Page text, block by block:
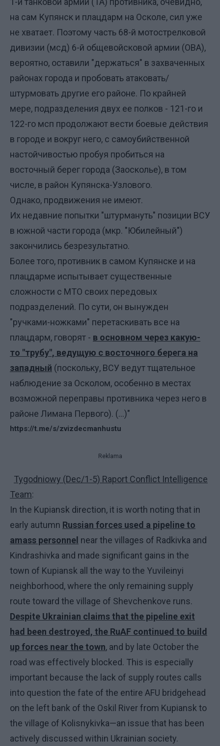
на сам Купянск и плацдарм на Осколе, сил уже
не хватает. Поэтому часть 68-й мотострелковой
дивизии (мсд) 6-й общевойсковой армии (ОВА),
вероятно, оставили "держаться" в захваченных
районах города и пробовать атаковать/
штурмовать другие его районе. По крайней
мере, подразделения двух ее полков - 121-го и
122-го мсп продолжают вести боевые действия
в городе и вокруг него, с самоубийственной
настойчивостью пробуя пробиться на
восточный берег города (Заосколье), в том
числе, в район Купянска-Узлового.
Однако, продвижения не имеют.
Их недавние попытки "штурмануть" позиции ВСУ
в южной части города (мкр. "Юбилейный")
закончились безрезультатно.
Более того, противник в самом Купянске и на
плацдарме испытывает существенные
сложности с МТО своих передовых
подразделений. По сути, он вынужден
"ручками-ножками" перетаскивать все на
плацдарм, говорят - в основном через какую-
то "трубу", ведущую с восточного берега на
западный (поскольку, ВСУ ведут тщательное
наблюдение за Осколом, особенно в местах
возможной переправы противника через него в
районе Лимана Первого). (...)"
https://t.me/s/zvizdecmanhustu
Reklama
Tygodniowy (Dec/1-5) Raport Conflict Intelligence
Team:
In the Kupiansk direction, it is worth noting that in
early autumn Russian forces used a pipeline to
amass personnel near the villages of Radkivka and
Kindrashivka and made significant gains in the
town of Kupiansk all the way to the Yuvileinyi
neighborhood, where the only remaining supply
route toward the village of Shevchenkove runs.
Despite Ukrainian claims that the pipeline exit
had been destroyed, the RuAF continued to build
up forces near the town, and by late October the
road was effectively blocked. This is especially
important because the lack of supply routes calls
into question the fate of the entire AFU bridgehead
on the left bank of the Oskil River from Kupiansk to
the village of Kolisnykivka—an issue that has been
actively discussed within Ukrainian society.